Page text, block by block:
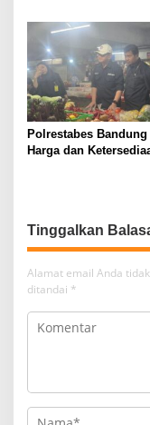
penguatan
Polrestabes Bandung
Harga dan
Tinggalkan
Alamat email Anda
ditandai *